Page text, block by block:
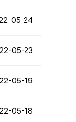
05-24
05-23
05-19
05-18